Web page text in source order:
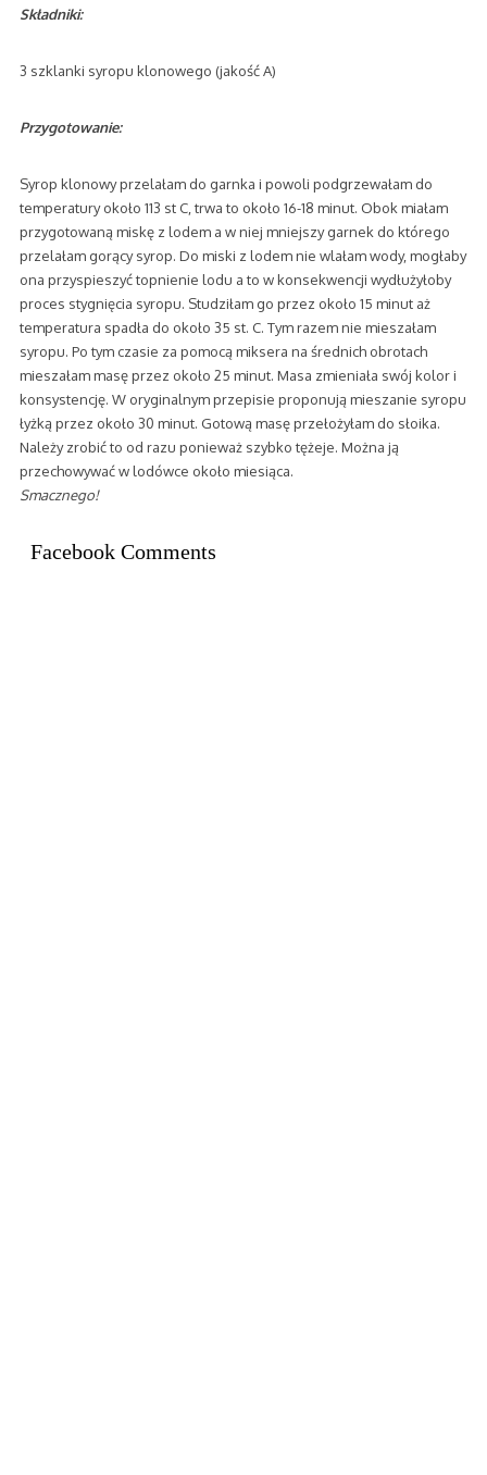
Składniki:
3 szklanki syropu klonowego (jakość A)
Przygotowanie:
Syrop klonowy przelałam do garnka i powoli podgrzewałam do
temperatury około 113 st C, trwa to około 16-18 minut. Obok miałam
przygotowaną miskę z lodem a w niej mniejszy garnek do którego
przelałam gorący syrop. Do miski z lodem nie wlałam wody, mogłaby
ona przyspieszyć topnienie lodu a to w konsekwencji wydłużyłoby
proces stygnięcia syropu. Studziłam go przez około 15 minut aż
temperatura spadła do około 35 st. C. Tym razem nie mieszałam
syropu. Po tym czasie za pomocą miksera na średnich obrotach
mieszałam masę przez około 25 minut. Masa zmieniała swój kolor i
konsystencję. W oryginalnym przepisie proponują mieszanie syropu
łyżką przez około 30 minut. Gotową masę przełożyłam do słoika.
Należy zrobić to od razu ponieważ szybko tężeje. Można ją
przechowywać w lodówce około miesiąca.
Smacznego!
Facebook Comments